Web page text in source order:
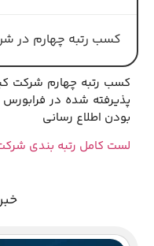
کسب رتبه چهارم در
کسب رتبه چهارم شرکت
پذیرفته شده در فرابورس
بودن اطلاع رسانی
لست کامل رتبه بندی